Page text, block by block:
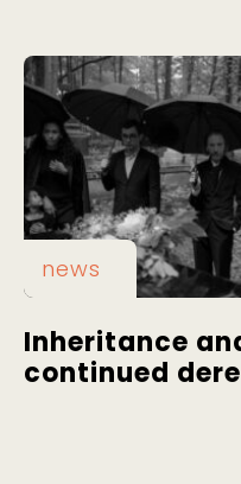
news
Inheritance
continued